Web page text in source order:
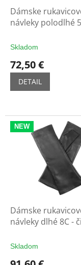
Dámske
návleky polodlhé
Skladom
72,50 €
DETAIL
NEW
Dámske
návleky dlhé 8C -
Skladom